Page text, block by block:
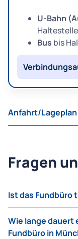
Samstag
Sonntag
U-Bahn
Haltestelle
Bus bis
Anfahrt/
Fragen
Ist das Fundbüro
persönlich zu
Wie lange dauert
Fundbüro in